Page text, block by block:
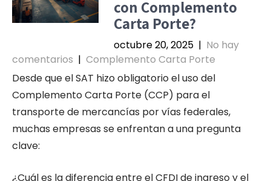
con Complemento
Carta Porte?
octubre 20, 2025 | No hay
comentarios | Complemento Carta Porte
Desde que el SAT hizo obligatorio el uso del
Complemento Carta Porte (CCP) para el
transporte de mercancías por vías federales,
muchas empresas se enfrentan a una pregunta
clave:
¿Cuál es la diferencia entre el CFDI de ingreso y el